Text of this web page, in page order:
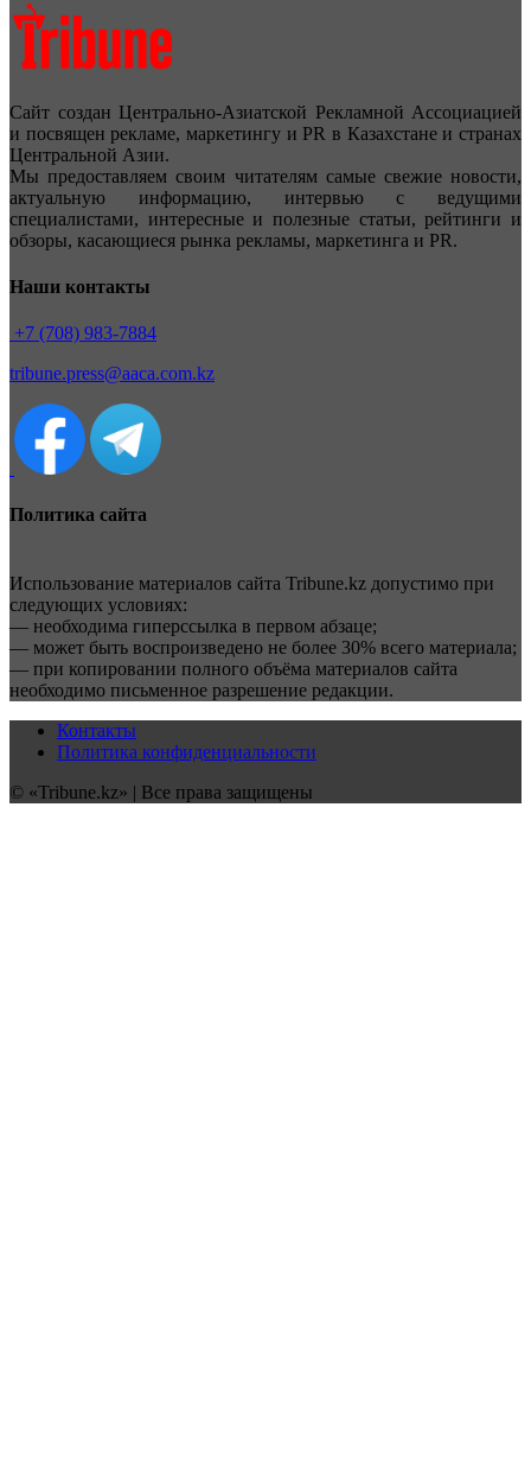
Сайт создан Центрально-Азиатской Рекламной Ассоциацией
и посвящен рекламе, маркетингу и PR в Казахстане и странах
Центральной Азии.
Мы предоставляем своим читателям самые свежие новости,
актуальную информацию, интервью с ведущими
специалистами, интересные и полезные статьи, рейтинги и
обзоры, касающиеся рынка рекламы, маркетинга и PR.
Наши контакты
+7 (708) 983-7884
tribune.press@aaca.com.kz
Политика сайта
Использование материалов сайта Tribune.kz допустимо при
следующих условиях:
— необходима гиперссылка в первом абзаце;
— может быть воспроизведено не более 30% всего материала;
— при копировании полного объёма материалов сайта
необходимо письменное разрешение редакции.
Контакты
Политика конфиденциальности
© «Tribune.kz» | Все права защищены